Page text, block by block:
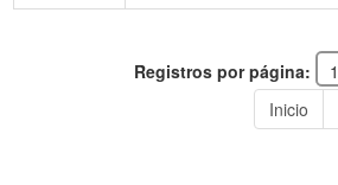
Registros por página:
Inicio